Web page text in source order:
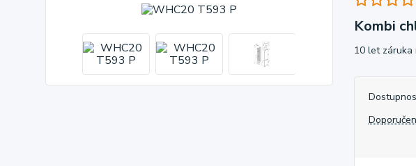
Kombi
10 let